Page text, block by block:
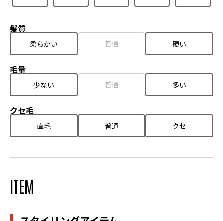
髪質
柔らかい 普通 硬い
毛量
少ない 普通 多い
クセ毛
直毛 普通 クセ
ITEM